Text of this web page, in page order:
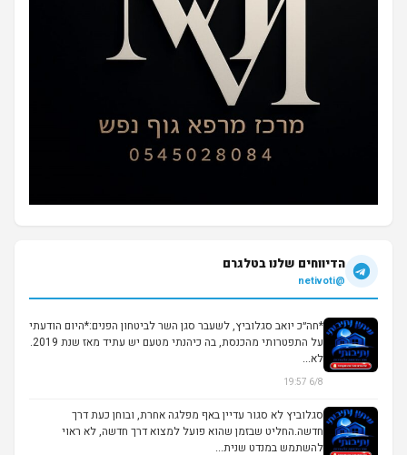
הדיווחים שלנו בטלגרם
@netivoti
*חה״כ יואב סגלוביץ, לשעבר סגן השר לביטחון הפנים:*היום הודעתי
על התפטרותי מהכנסת, בה כיהנתי מטעם יש עתיד מאז שנת 2019.
לא...
6/8 19:57
סגלוביץ לא סגור עדיין באף מפלגה אחרת, ובוחן כעת דרך
חדשה.החליט שבזמן שהוא פועל למצוא דרך חדשה, לא ראוי
להשתמש במנדט שנית...